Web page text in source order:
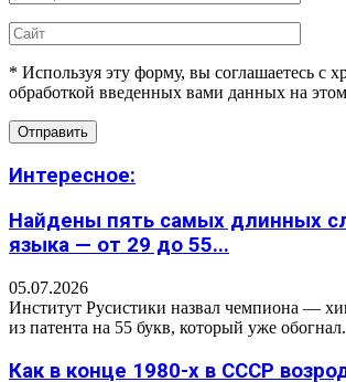
* Используя эту форму, вы соглашаетесь с
обработкой введенных вами данных на
Интересное:
Найдены пять самых длинных
языка — от 29 до 55...
05.07.2026
Институт Русистики назвал чемпиона —
из патента на 55 букв, который уже
Как в конце 1980-х в СССР